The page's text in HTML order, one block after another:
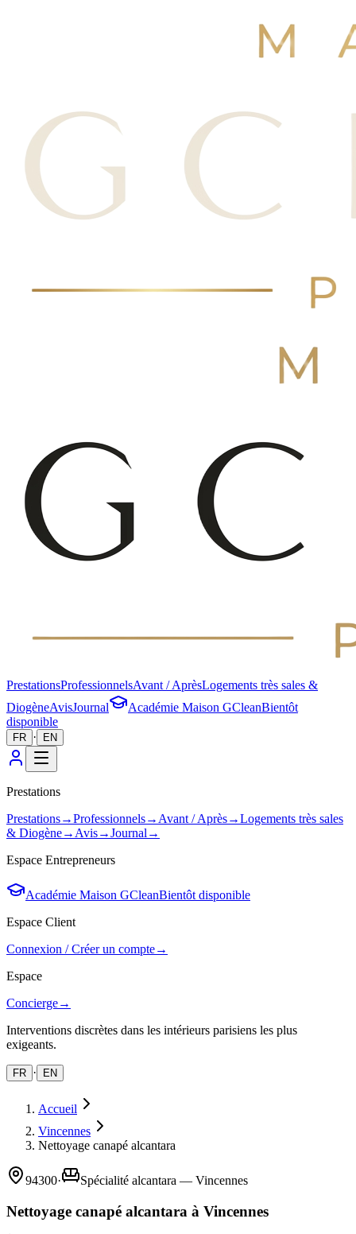
PrestationsProfessionnelsAvant / AprèsLogements très sales &
DiogèneAvisJournal Académie Maison GCleanBientôt
disponible
FR · EN
Prestations
Prestations→Professionnels→ Avant / Après→Logements très sales
& Diogène→ Avis→Journal →
Espace Entrepreneurs
Académie Maison GCleanBientôt disponible
Espace Client
Connexion / Créer un compte→
Espace
Concierge→
Interventions discrètes dans les intérieurs parisiens les plus
exigeants.
FR · EN
Accueil
Vincennes
Nettoyage canapé alcantara
94300· Spécialité alcantara — Vincennes
Nettoyage canapé alcantara à Vincennes